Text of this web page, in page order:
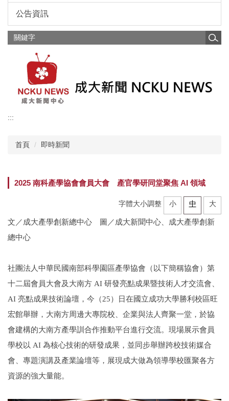
公告資訊
:::
首頁 即時新聞
2025 南科產學協會會員大會 產官學研同堂聚焦 AI 領域
字體大小調整 小 中 大
文／成大產學創新總中心 圖／成大新聞中心、成大產學創新
總中心
社團法人中華民國南部科學園區產學協會（以下簡稱協會）第
十二屆會員大會及大南方 AI 研發亮點成果暨技術人才交流會、
AI 亮點成果技術論壇，今（25）日在國立成功大學勝利校區旺
宏館舉辦，大南方周邊大專院校、企業與法人齊聚一堂，於協
會建構的大南方產學訓合作推動平台進行交流。現場展示會員
學校以 AI 為核心技術的研發成果，並同步舉辦跨校技術媒合
會、專題演講及產業論壇等，展現成大做為領導學校匯聚各方
資源的強大量能。